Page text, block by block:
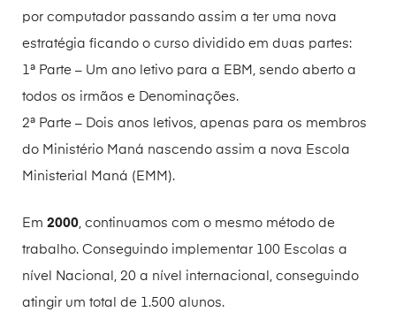
por computador passando assim a ter uma nova
estratégia ficando o curso dividido em duas partes:
1ª Parte – Um ano letivo para a EBM, sendo aberto a
todos os irmãos e Denominações.
2ª Parte – Dois anos letivos, apenas para os membros
do Ministério Maná nascendo assim a nova Escola
Ministerial Maná (EMM).
Em 2000 , continuamos com o mesmo método de
trabalho. Conseguindo implementar 100 Escolas a
nível Nacional, 20 a nível internacional, conseguindo
atingir um total de 1.500 alunos.